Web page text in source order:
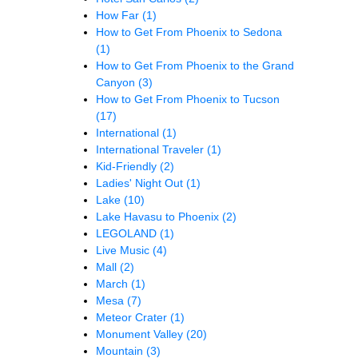
How Far (1)
How to Get From Phoenix to Sedona
(1)
How to Get From Phoenix to the Grand
Canyon (3)
How to Get From Phoenix to Tucson
(17)
International (1)
International Traveler (1)
Kid-Friendly (2)
Ladies' Night Out (1)
Lake (10)
Lake Havasu to Phoenix (2)
LEGOLAND (1)
Live Music (4)
Mall (2)
March (1)
Mesa (7)
Meteor Crater (1)
Monument Valley (20)
Mountain (3)